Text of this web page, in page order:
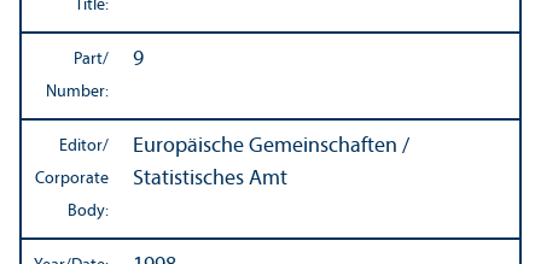
Title:
Part/
Number:
9
Editor/
Corporate
Body:
Europäische Gemeinschaften /
Statistisches Amt